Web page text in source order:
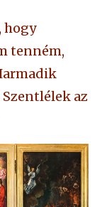
hogy
tenném,
az